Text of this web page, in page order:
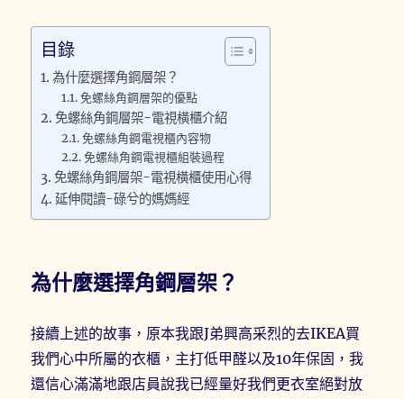
目錄
為什麼選擇角鋼層架？
免螺絲角鋼層架的優點
免螺絲角鋼層架-電視橫櫃介紹
免螺絲角鋼電視櫃內容物
免螺絲角鋼電視櫃組裝過程
免螺絲角鋼層架-電視橫櫃使用心得
延伸閱讀-碌兮的媽媽經
為什麼選擇角鋼層架？
接續上述的故事，原本我跟J弟興高采烈的去IKEA買
我們心中所屬的衣櫃，主打低甲醛以及10年保固，我
還信心滿滿地跟店員說我已經量好我們更衣室絕對放